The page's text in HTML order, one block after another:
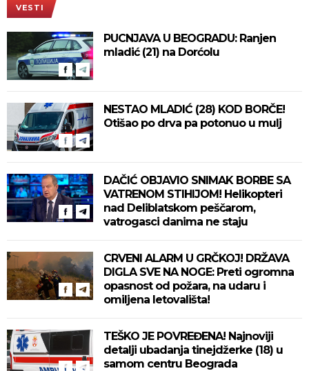
VESTI
PUCNJAVA U BEOGRADU: Ranjen
mladić (21) na Dorćolu
NESTAO MLADIĆ (28) KOD BORČE!
Otišao po drva pa potonuo u mulj
DAČIĆ OBJAVIO SNIMAK BORBE SA
VATRENOM STIHIJOM! Helikopteri
nad Deliblatskom peščarom,
vatrogasci danima ne staju
CRVENI ALARM U GRČKOJ! DRŽAVA
DIGLA SVE NA NOGE: Preti ogromna
opasnost od požara, na udaru i
omiljena letovališta!
TEŠKO JE POVREĐENA! Najnoviji
detalji ubadanja tinejdžerke (18) u
samom centru Beograda